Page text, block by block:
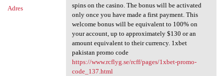
Adres
spins on the casino. The bonus will be activated
only once you have made a first payment. This
welcome bonus will be equivalent to 100% on
your account, up to approximately $130 or an
amount equivalent to their currency. 1xbet
pakistan promo code
https://www.rcflyg.se/rcff/pages/1xbet-promo-
code_137.html